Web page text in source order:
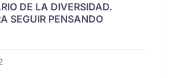
DE LA DIVERSIDAD.
SEGUIR PENSANDO